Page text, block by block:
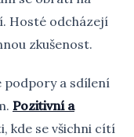
Hosté odcházejí
zkušenost.
podpory a sdílení
Pozitivní a
kde se všichni cítí